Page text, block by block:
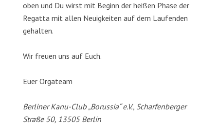
oben und Du wirst mit Beginn der heißen Phase der
Regatta mit allen Neuigkeiten auf dem Laufenden
gehalten.
Wir freuen uns auf Euch.
Euer Orgateam
Berliner Kanu-Club „Borussia“ e.V., Scharfenberger
Straße 50, 13505 Berlin